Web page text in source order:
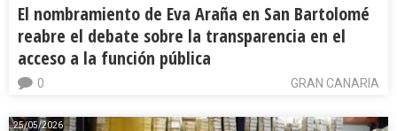
El nombramiento de Eva Araña en San Bartolomé
reabre el debate sobre la transparencia en el
acceso a la función pública
GRAN CANARIA
0
25/05/2026